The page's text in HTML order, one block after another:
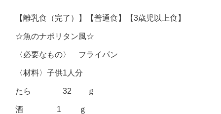
【離乳食（完了）】【普通食】【3歳児以上食】
☆魚のナポリタン風☆
〈必要なもの〉 フライパン
〈材料〉子供1人分
たら 32 ｇ
酒 1 ｇ